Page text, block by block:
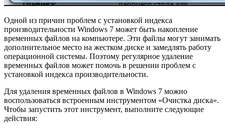
Одной из причин проблем с установкой индекса
производительности Windows 7 может быть накопление
временных файлов на компьютере. Эти файлы могут занимать
дополнительное место на жестком диске и замедлять работу
операционной системы. Поэтому регулярное удаление
временных файлов может помочь в решении проблем с
установкой индекса производительности.
Для удаления временных файлов в Windows 7 можно
воспользоваться встроенным инструментом «Очистка диска».
Чтобы запустить этот инструмент, выполните следующие
действия: